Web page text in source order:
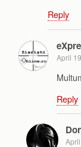
Reply
April
Reply